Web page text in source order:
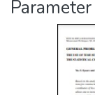
Parameter